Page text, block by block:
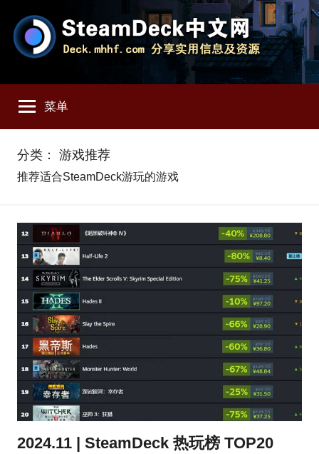
SteamDeck
中
文
网
享
SteamDeck
用
信
源
菜单
分类： 游戏推荐
推荐适合SteamDeck游玩的游戏
2024.11 | SteamDeck 热玩榜 TOP20